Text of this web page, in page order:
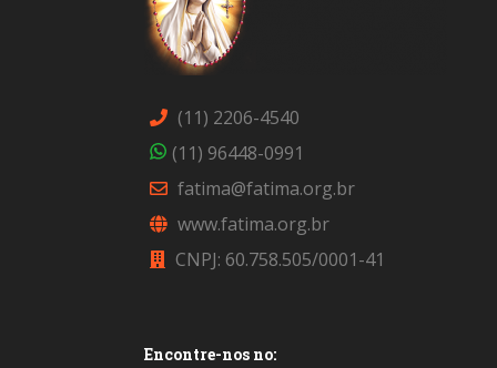
(11) 2206-4540
(11) 96448-0991
fatima@fatima.org.br
www.fatima.org.br
CNPJ: 60.758.505/0001-41
Encontre-nos no: